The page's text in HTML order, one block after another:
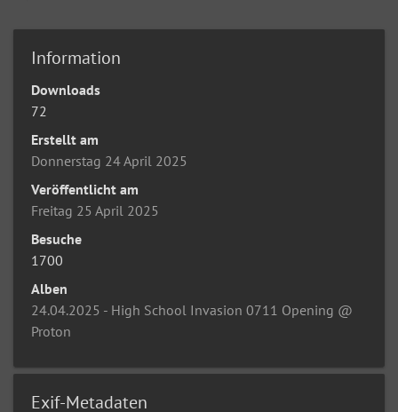
Information
Downloads
72
Erstellt am
Donnerstag 24 April 2025
Veröffentlicht am
Freitag 25 April 2025
Besuche
1700
Alben
24.04.2025 - High School Invasion 0711 Opening @
Proton
Exif-Metadaten